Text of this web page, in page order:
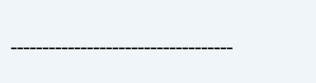
–––––––––––––––––––––––––––––––––––